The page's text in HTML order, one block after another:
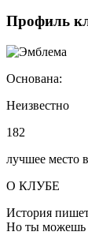
Профиль
Основана:
Неизвестно
182
лучшее место
О КЛУБЕ
История
Но ты можешь